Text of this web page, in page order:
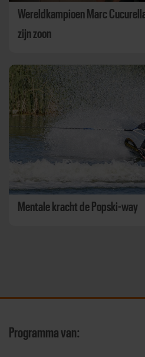
Wereldkampioen Marc
zijn zoon
Mentale kracht de Popski-way
Programma van: